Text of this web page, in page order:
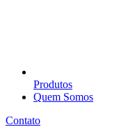
Produtos
Quem Somos
Contato